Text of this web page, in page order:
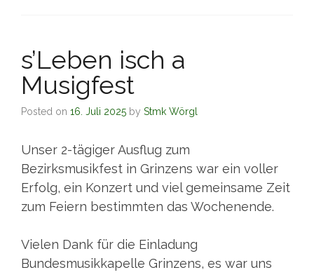
s’Leben isch a
Musigfest
Posted on 16. Juli 2025 by Stmk Wörgl
Unser 2-tägiger Ausflug zum
Bezirksmusikfest in Grinzens war ein voller
Erfolg, ein Konzert und viel gemeinsame Zeit
zum Feiern bestimmten das Wochenende.
Vielen Dank für die Einladung
Bundesmusikkapelle Grinzens, es war uns